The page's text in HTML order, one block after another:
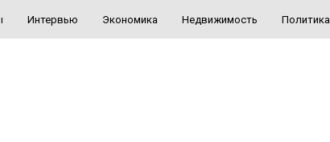
Интервью Экономика Недвижимость Политика